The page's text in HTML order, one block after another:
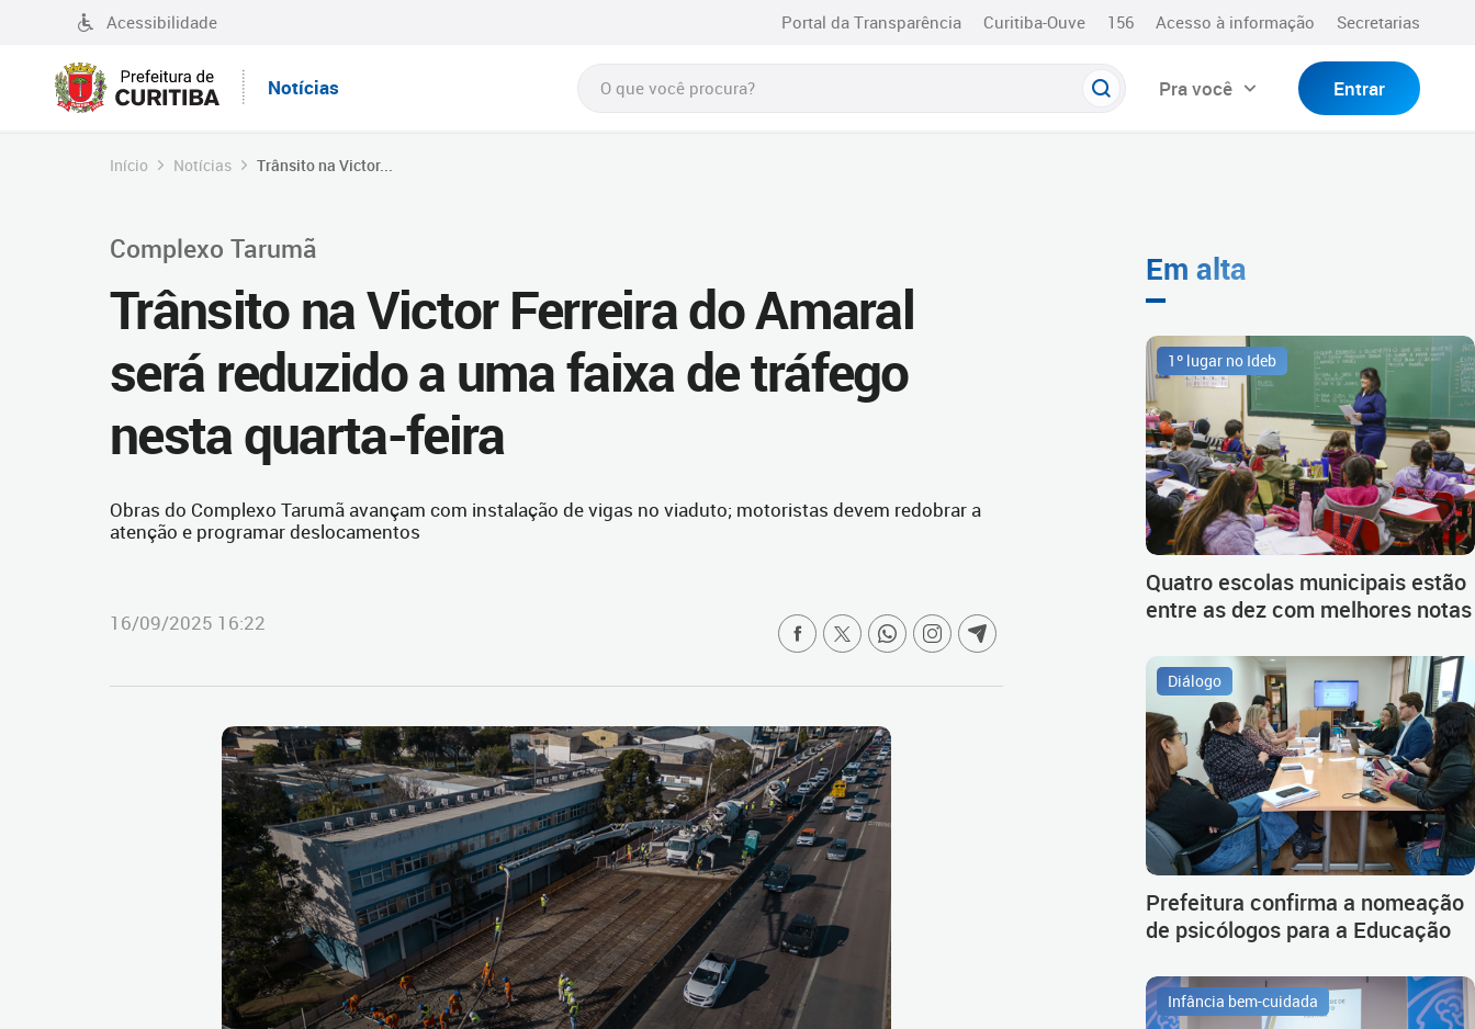
Acessibilidade Portal da Transparência Curitiba-Ouve 156 Acesso à informação Secretarias
Notícias Pra você Entrar
Início Notícias Trânsito na Victor...
Complexo Tarumã
Trânsito na Victor Ferreira do Amaral
será reduzido a uma faixa de tráfego
nesta quarta-feira
Obras do Complexo Tarumã avançam com instalação de vigas no viaduto; motoristas devem redobrar a
atenção e programar deslocamentos
16/09/2025 16:22
Em alta
1º lugar no Ideb
Quatro escolas municipais estão
entre as dez com melhores notas
Diálogo
Prefeitura confirma a nomeação
de psicólogos para a Educação
Infância bem-cuidada